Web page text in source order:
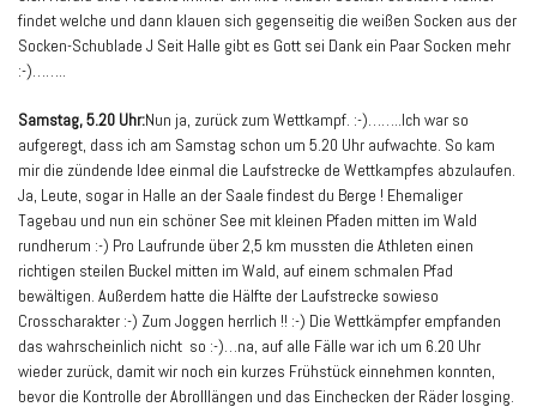
findet welche und dann klauen sich gegenseitig die weißen Socken aus der
Socken-Schublade J Seit Halle gibt es Gott sei Dank ein Paar Socken mehr
:-)……..
Samstag, 5.20 Uhr:Nun ja, zurück zum Wettkampf. :-)……..Ich war so
aufgeregt, dass ich am Samstag schon um 5.20 Uhr aufwachte. So kam
mir die zündende Idee einmal die Laufstrecke de Wettkampfes abzulaufen.
Ja, Leute, sogar in Halle an der Saale findest du Berge ! Ehemaliger
Tagebau und nun ein schöner See mit kleinen Pfaden mitten im Wald
rundherum :-) Pro Laufrunde über 2,5 km mussten die Athleten einen
richtigen steilen Buckel mitten im Wald, auf einem schmalen Pfad
bewältigen. Außerdem hatte die Hälfte der Laufstrecke sowieso
Crosscharakter :-) Zum Joggen herrlich !! :-) Die Wettkämpfer empfanden
das wahrscheinlich nicht so :-)…na, auf alle Fälle war ich um 6.20 Uhr
wieder zurück, damit wir noch ein kurzes Frühstück einnehmen konnten,
bevor die Kontrolle der Abrolllängen und das Einchecken der Räder losging.